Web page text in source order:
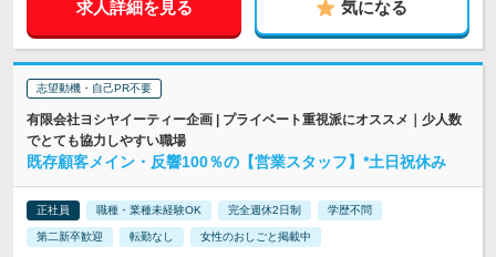
求人詳細を見る 気になる
志望動機・自己PR不要
有限会社ヨシヤイーティー企画 | プライベート重視派にオススメ｜少人数
でとても協力しやすい職場
既存顧客メイン・反響100％の【営業スタッフ】*土日祝休み
正社員 職種・業種未経験OK 完全週休2日制 学歴不問
第二新卒歓迎 転勤なし 女性のおしごと掲載中